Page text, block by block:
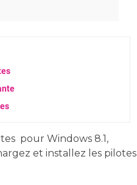
pour Windows 8.1,
et installez les pilotes